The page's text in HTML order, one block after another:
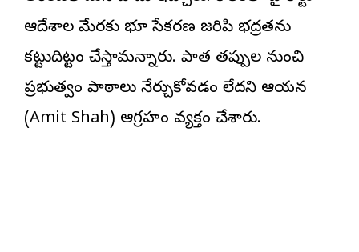
ఆదేశాల మేరకు భూ సేకరణ జరిపి భద్రతను
కట్టుదిట్టం చేస్తామన్నారు. పాత తప్పుల నుంచి
ప్రభుత్వం పాఠాలు నేర్చుకోవడం లేదని ఆయన
(Amit Shah) ఆగ్రహం వ్యక్తం చేశారు.